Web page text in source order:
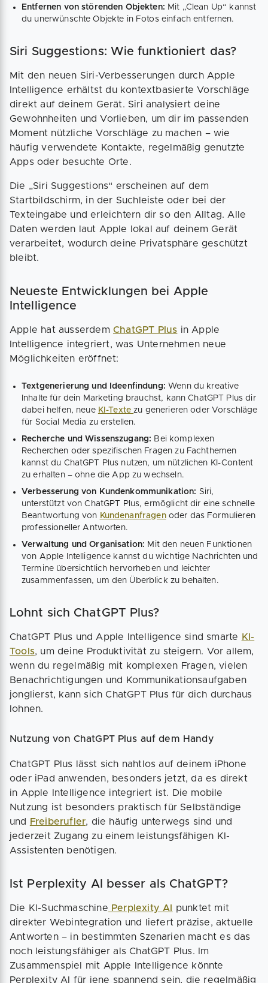
Entfernen von störenden Objekten: Mit „Clean Up“ kannst
du unerwünschte Objekte in Fotos einfach entfernen.
Siri Suggestions: Wie funktioniert das?
Mit den neuen Siri-Verbesserungen durch Apple
Intelligence erhältst du kontextbasierte Vorschläge
direkt auf deinem Gerät. Siri analysiert deine
Gewohnheiten und Vorlieben, um dir im passenden
Moment nützliche Vorschläge zu machen – wie
häufig verwendete Kontakte, regelmäßig genutzte
Apps oder besuchte Orte.
Die „Siri Suggestions“ erscheinen auf dem
Startbildschirm, in der Suchleiste oder bei der
Texteingabe und erleichtern dir so den Alltag. Alle
Daten werden laut Apple lokal auf deinem Gerät
verarbeitet, wodurch deine Privatsphäre geschützt
bleibt.
Neueste Entwicklungen bei Apple
Intelligence
Apple hat ausserdem ChatGPT Plus in Apple
Intelligence integriert, was Unternehmen neue
Möglichkeiten eröffnet:
Textgenerierung und Ideenfindung: Wenn du kreative
Inhalte für dein Marketing brauchst, kann ChatGPT Plus dir
dabei helfen, neue KI-Textezu generieren oder Vorschläge
für Social Media zu erstellen.
Recherche und Wissenszugang: Bei komplexen
Recherchen oder spezifischen Fragen zu Fachthemen
kannst du ChatGPT Plus nutzen, um nützlichen KI-Content
zu erhalten – ohne die App zu wechseln.
Verbesserung von Kundenkommunikation: Siri,
unterstützt von ChatGPT Plus, ermöglicht dir eine schnelle
Beantwortung von Kundenanfragenoder das Formulieren
professioneller Antworten.
Verwaltung und Organisation: Mit den neuen Funktionen
von Apple Intelligence kannst du wichtige Nachrichten und
Termine übersichtlich hervorheben und leichter
zusammenfassen, um den Überblick zu behalten.
Lohnt sich ChatGPT Plus?
ChatGPT Plus und Apple Intelligence sind smarte
KI-
Tools, um deine Produktivität zu steigern. Vor allem,
wenn du regelmäßig mit komplexen Fragen, vielen
Benachrichtigungen und Kommunikationsaufgaben
jonglierst, kann sich ChatGPT Plus für dich durchaus
lohnen.
Nutzung von ChatGPT Plus auf dem Handy
ChatGPT Plus lässt sich nahtlos auf deinem iPhone
oder iPad anwenden, besonders jetzt, da es direkt
in Apple Intelligence integriert ist. Die mobile
Nutzung ist besonders praktisch für Selbständige
und
Freiberufler, die häufig unterwegs sind und
jederzeit Zugang zu einem leistungsfähigen KI-
Assistenten benötigen.
Ist Perplexity AI besser als ChatGPT?
Die KI-Suchmaschine Perplexity AI
punktet mit
direkter Webintegration und liefert präzise, aktuelle
Antworten – in bestimmten Szenarien macht es das
noch leistungsfähiger als ChatGPT Plus. Im
Zusammenspiel mit Apple Intelligence könnte
Perplexity AI für jene spannend sein, die regelmäßig